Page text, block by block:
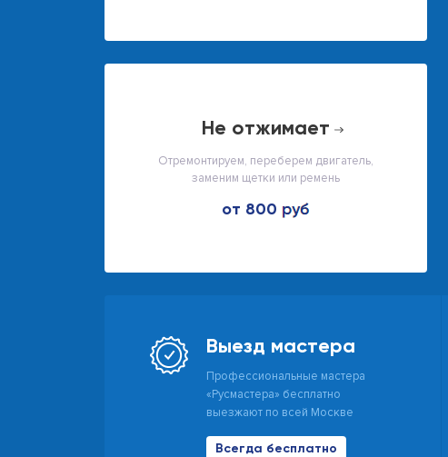
не отжимает
Отремонтируем, переберем двигатель,
заменим щетки или ремень
от 800
Выезд мастера
Профессиональные мастера
«Русмастера» бесплатно
выезжают по всей Москве
Всегда бесплатно